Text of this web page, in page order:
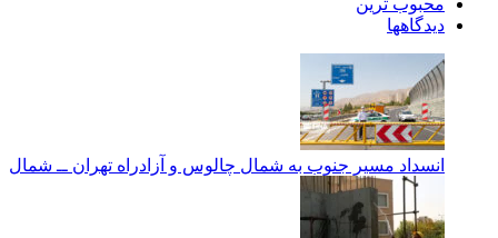
محبوب ترین
دیدگاهها
انسداد مسیر جنوب به شمال چالوس و آزادراه تهران ــ شمال